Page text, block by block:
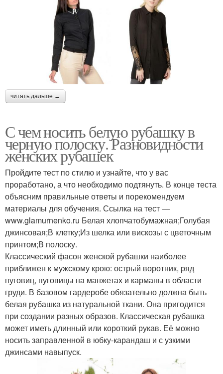
читать дальше →
С чем носить белую рубашку в
черную полоску. Разновидности
женских рубашек
Пройдите тест по стилю и узнайте, что у вас
проработано, а что необходимо подтянуть. В конце теста
объясним правильные ответы и порекомендуем
материалы для обучения. Ссылка на тест —
www.glamurnenko.ru Белая хлопчатобумажная;Голубая
джинсовая;В клетку;Из шелка или вискозы с цветочным
принтом;В полоску.
Классический фасон женской рубашки наиболее
приближен к мужскому крою: острый воротник, ряд
пуговиц, пуговицы на манжетах и карманы в области
груди. В базовом гардеробе обязательно должна быть
белая рубашка из натуральной ткани. Она пригодится
при создании разных образов. Классическая рубашка
может иметь длинный или короткий рукав. Её можно
носить заправленной в юбку-карандаш и с узкими
джинсами навыпуск.